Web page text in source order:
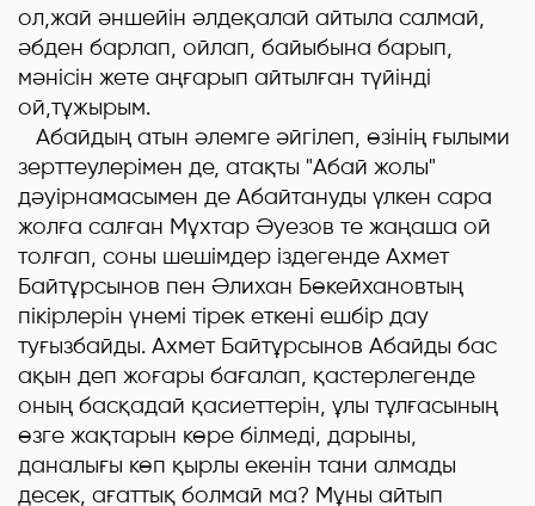
ол,жай әншейін әлдеқалай айтыла салмай,
әбден барлап, ойлап, байыбына барып,
мәнісін жете аңғарып айтылған түйінді
ой,тұжырым.
Абайдың атын әлемге әйгілеп, өзінің ғылыми
зерттеулерімен де, атақты "Абай жолы"
дәуірнамасымен де Абайтануды үлкен сара
жолға салған Мұхтар Әуезов те жаңаша ой
толғап, соны шешімдер іздегенде Ахмет
Байтұрсынов пен Әлихан Бөкейхановтың
пікірлерін үнемі тірек еткені ешбір дау
туғызбайды. Ахмет Байтұрсынов Абайды бас
ақын деп жоғары бағалап, қастерлегенде
оның басқадай қасиеттерін, ұлы тұлғасының
өзге жақтарын көре білмеді, дарыны,
даналығы көп қырлы екенін тани алмады
десек, ағаттық болмай ма? Мұны айтып